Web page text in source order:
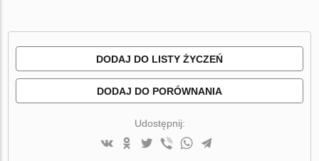
DODAJ DO LISTY ŻYCZEŃ
DODAJ DO PORÓWNANIA
Udostępnij: